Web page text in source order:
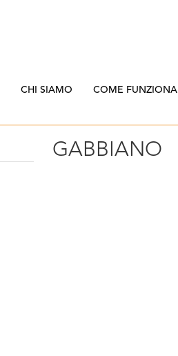
CHI SIAMO COME FUNZIONA
GABBIANO